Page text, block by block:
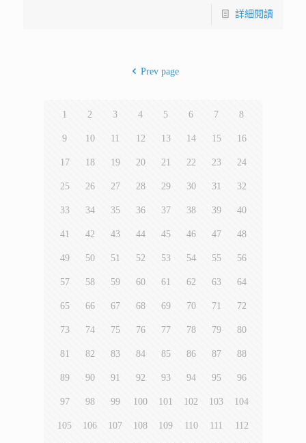
詳細閱讀
Prev page
1 2 3 4 5 6 7 8
9 10 11 12 13 14 15 16
17 18 19 20 21 22 23 24
25 26 27 28 29 30 31 32
33 34 35 36 37 38 39 40
41 42 43 44 45 46 47 48
49 50 51 52 53 54 55 56
57 58 59 60 61 62 63 64
65 66 67 68 69 70 71 72
73 74 75 76 77 78 79 80
81 82 83 84 85 86 87 88
89 90 91 92 93 94 95 96
97 98 99 100 101 102 103 104
105 106 107 108 109 110 111 112